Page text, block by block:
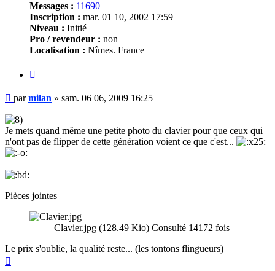
Messages : 11690
Inscription : mar. 01 10, 2002 17:59
Niveau : Initié
Pro / revendeur : non
Localisation : Nîmes. France
Message
parmilan » sam. 06 06, 2009 16:25
Je mets quand même une petite photo du clavier pour que ceux qui
n'ont pas de flipper de cette génération voient ce que c'est...
Pièces jointes
Clavier.jpg (128.49 Kio) Consulté 14172 fois
Le prix s'oublie, la qualité reste... (les tontons flingueurs)